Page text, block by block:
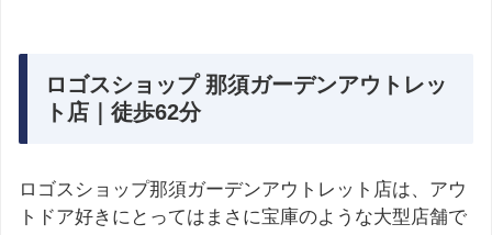
ロゴスショップ 那須ガーデンアウトレッ
ト店｜徒歩62分
ロゴスショップ那須ガーデンアウトレット店は、アウ
トドア好きにとってはまさに宝庫のような大型店舗で